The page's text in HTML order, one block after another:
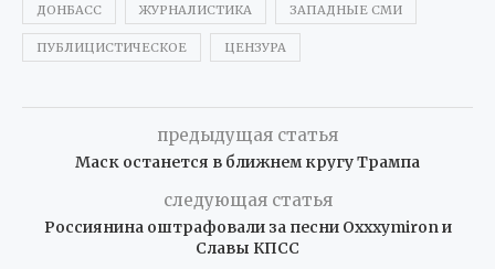
ДОНБАСС ЖУРНАЛИСТИКА ЗАПАДНЫЕ СМИ
ПУБЛИЦИСТИЧЕСКОЕ ЦЕНЗУРА
предыдущая статья
Маск останется в ближнем кругу Трампа
следующая статья
Россиянина оштрафовали за песни Oxxxymiron и
Славы КПСС